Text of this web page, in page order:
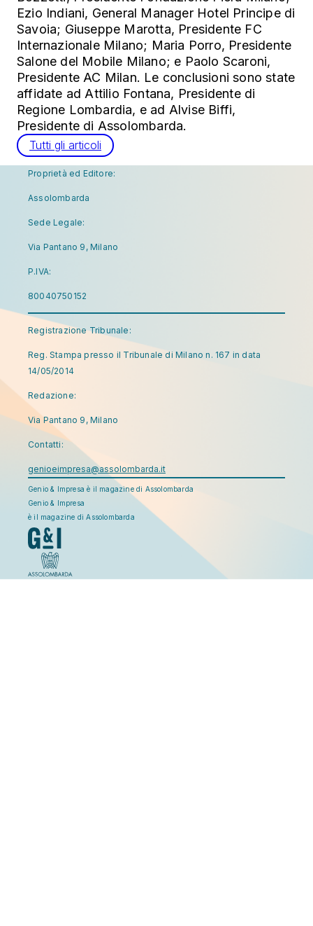
Ezio Indiani, General Manager Hotel Principe di
Savoia; Giuseppe Marotta, Presidente FC
Internazionale Milano; Maria Porro, Presidente
Salone del Mobile Milano; e Paolo Scaroni,
Presidente AC Milan. Le conclusioni sono state
affidate ad Attilio Fontana, Presidente di
Regione Lombardia, e ad Alvise Biffi,
Presidente di Assolombarda.
Tutti gli articoli
Proprietà ed Editore:
Assolombarda
Sede Legale:
Via Pantano 9, Milano
P.IVA:
80040750152
Registrazione Tribunale:
Reg. Stampa presso il Tribunale di Milano n. 167 in data
14/05/2014
Redazione:
Via Pantano 9, Milano
Contatti:
genioeimpresa@assolombarda.it
Genio & Impresa è il magazine di Assolombarda
Genio & Impresa
è il magazine di Assolombarda